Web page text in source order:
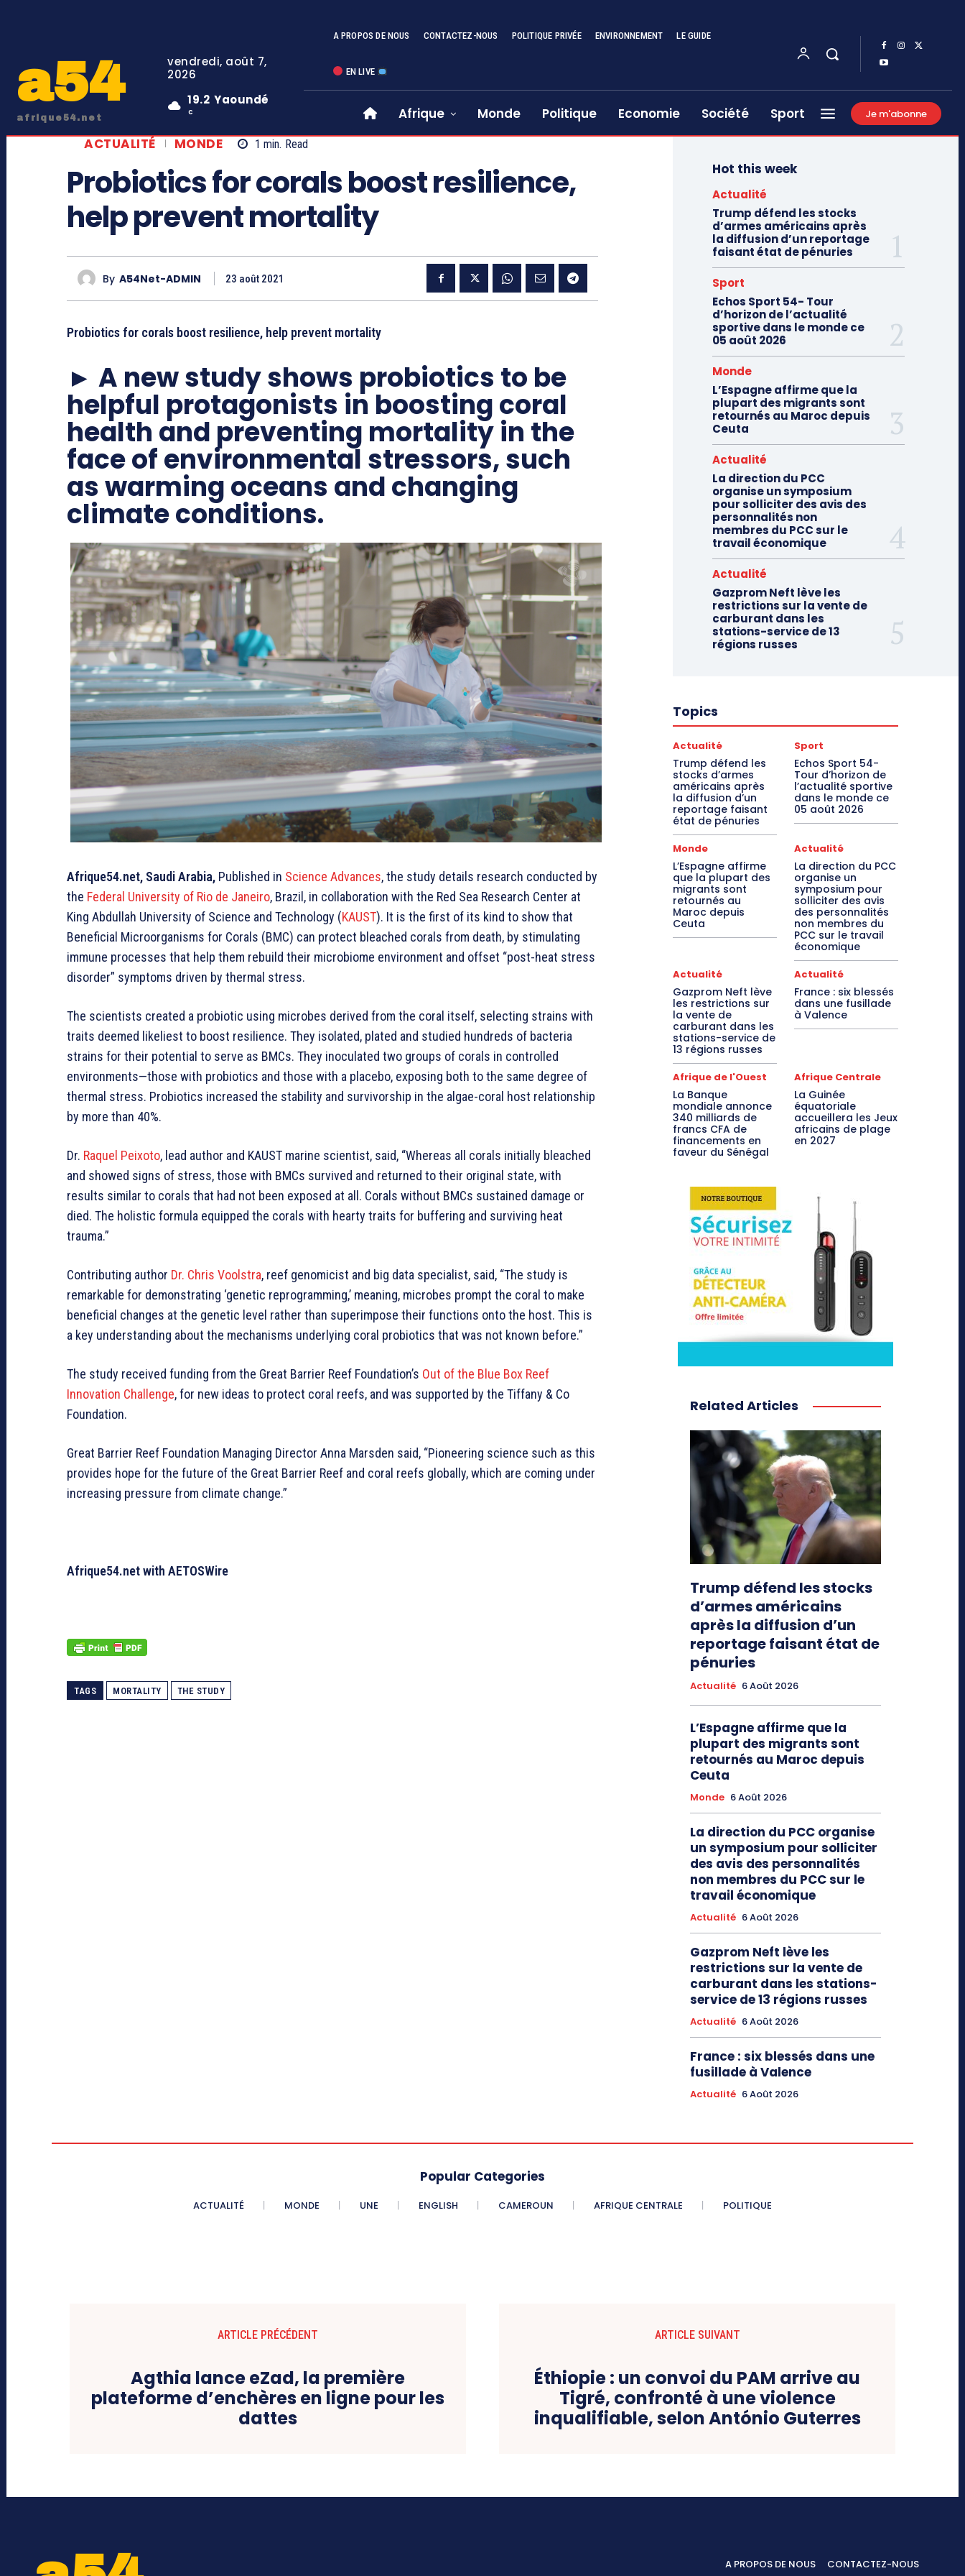
a54
afrique54.net
vendredi, août 7,
2026
19.2
C
Yaoundé
A PROPOS DE NOUS CONTACTEZ-NOUS POLITIQUE PRIVÉE ENVIRONNEMENT LE GUIDE
EN LIVE
Afrique Monde Politique Economie Société Sport Je m'abonne
ACTUALITÉ MONDE 1 min. Read
Probiotics for corals boost resilience,
help prevent mortality
By A54Net-ADMIN 23 août 2021
Probiotics for corals boost resilience, help prevent mortality
► A new study shows probiotics to be
helpful protagonists in boosting coral
health and preventing mortality in the
face of environmental stressors, such
as warming oceans and changing
climate conditions.
Afrique54.net, Saudi Arabia, Published in Science Advances, the study details research conducted by
the Federal University of Rio de Janeiro, Brazil, in collaboration with the Red Sea Research Center at
King Abdullah University of Science and Technology (KAUST). It is the first of its kind to show that
Beneficial Microorganisms for Corals (BMC) can protect bleached corals from death, by stimulating
immune processes that help them rebuild their microbiome environment and offset “post-heat stress
disorder” symptoms driven by thermal stress.
The scientists created a probiotic using microbes derived from the coral itself, selecting strains with
traits deemed likeliest to boost resilience. They isolated, plated and studied hundreds of bacteria
strains for their potential to serve as BMCs. They inoculated two groups of corals in controlled
environments—those with probiotics and those with a placebo, exposing both to the same degree of
thermal stress. Probiotics increased the stability and survivorship in the algae-coral host relationship
by more than 40%.
Dr. Raquel Peixoto, lead author and KAUST marine scientist, said, “Whereas all corals initially bleached
and showed signs of stress, those with BMCs survived and returned to their original state, with
results similar to corals that had not been exposed at all. Corals without BMCs sustained damage or
died. The holistic formula equipped the corals with hearty traits for buffering and surviving heat
trauma.”
Contributing author Dr. Chris Voolstra, reef genomicist and big data specialist, said, “The study is
remarkable for demonstrating ‘genetic reprogramming,’ meaning, microbes prompt the coral to make
beneficial changes at the genetic level rather than superimpose their functions onto the host. This is
a key understanding about the mechanisms underlying coral probiotics that was not known before.”
The study received funding from the Great Barrier Reef Foundation’s Out of the Blue Box Reef
Innovation Challenge, for new ideas to protect coral reefs, and was supported by the Tiffany & Co
Foundation.
Great Barrier Reef Foundation Managing Director Anna Marsden said, “Pioneering science such as this
provides hope for the future of the Great Barrier Reef and coral reefs globally, which are coming under
increasing pressure from climate change.”
Afrique54.net with AETOSWire
TAGS MORTALITY THE STUDY
Hot this week
Actualité
Trump défend les stocks
d’armes américains après
la diffusion d’un reportage
faisant état de pénuries
Sport
Echos Sport 54- Tour
d’horizon de l’actualité
sportive dans le monde ce
05 août 2026
Monde
L’Espagne affirme que la
plupart des migrants sont
retournés au Maroc depuis
Ceuta
Actualité
La direction du PCC
organise un symposium
pour solliciter des avis des
personnalités non
membres du PCC sur le
travail économique
Actualité
Gazprom Neft lève les
restrictions sur la vente de
carburant dans les
stations-service de 13
régions russes
Topics
Actualité
Trump défend les
stocks d’armes
américains après
la diffusion d’un
reportage faisant
état de pénuries
Sport
Echos Sport 54-
Tour d’horizon de
l’actualité sportive
dans le monde ce
05 août 2026
Monde
L’Espagne affirme
que la plupart des
migrants sont
retournés au
Maroc depuis
Ceuta
Actualité
La direction du PCC
organise un
symposium pour
solliciter des avis
des personnalités
non membres du
PCC sur le travail
économique
Actualité
Gazprom Neft lève
les restrictions sur
la vente de
carburant dans les
stations-service de
13 régions russes
Actualité
France : six blessés
dans une fusillade
à Valence
Afrique de l'Ouest
La Banque
mondiale annonce
340 milliards de
francs CFA de
financements en
faveur du Sénégal
Afrique Centrale
La Guinée
équatoriale
accueillera les Jeux
africains de plage
en 2027
Related Articles
Trump défend les stocks
d’armes américains
après la diffusion d’un
reportage faisant état de
pénuries
Actualité 6 Août 2026
L’Espagne affirme que la
plupart des migrants sont
retournés au Maroc depuis
Ceuta
Monde 6 Août 2026
La direction du PCC organise
un symposium pour solliciter
des avis des personnalités
non membres du PCC sur le
travail économique
Actualité 6 Août 2026
Gazprom Neft lève les
restrictions sur la vente de
carburant dans les stations-
service de 13 régions russes
Actualité 6 Août 2026
France : six blessés dans une
fusillade à Valence
Actualité 6 Août 2026
Popular Categories
ACTUALITÉ MONDE UNE ENGLISH CAMEROUN AFRIQUE CENTRALE POLITIQUE
ARTICLE PRÉCÉDENT
Agthia lance eZad, la première
plateforme d’enchères en ligne pour les
dattes
ARTICLE SUIVANT
Éthiopie : un convoi du PAM arrive au
Tigré, confronté à une violence
inqualifiable, selon António Guterres
A PROPOS DE NOUS CONTACTEZ-NOUS